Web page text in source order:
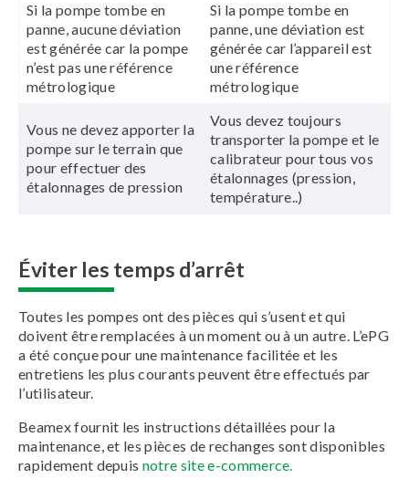
Si la pompe tombe en
panne, aucune déviation
est générée car la pompe
n’est pas une référence
métrologique
Si la pompe tombe en
panne, une déviation est
générée car l’appareil est
une référence
métrologique
Vous ne devez apporter la
pompe sur le terrain que
pour effectuer des
étalonnages de pression
Vous devez toujours
transporter la pompe et le
calibrateur pour tous vos
étalonnages (pression,
température..)
Éviter les temps d’arrêt
Toutes les pompes ont des pièces qui s’usent et qui
doivent être remplacées à un moment ou à un autre. L’ePG
a été conçue pour une maintenance facilitée et les
entretiens les plus courants peuvent être effectués par
l’utilisateur.
Beamex fournit les instructions détaillées pour la
maintenance, et les pièces de rechanges sont disponibles
rapidement depuis notre site e-commerce.